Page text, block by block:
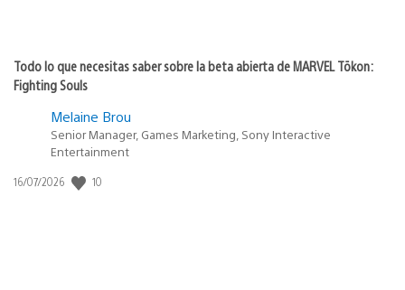
Todo lo que necesitas saber sobre la beta abierta de MARVEL Tōkon:
Fighting Souls
Melaine Brou
Senior Manager, Games Marketing, Sony Interactive
Entertainment
Fecha
16/07/2026 10